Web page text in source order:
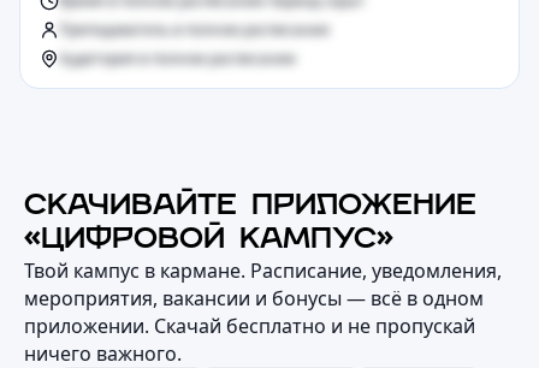
Преподаватель в полном расписании
Аудитория в полном расписании
СКАЧИВАЙТЕ ПРИЛОЖЕНИЕ
«ЦИФРОВОЙ КАМПУС»
Твой кампус в кармане. Расписание, уведомления,
мероприятия, вакансии и бонусы — всё в одном
приложении. Скачай бесплатно и не пропускай
ничего важного.